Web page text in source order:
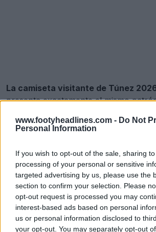
www.footyheadlines.com - Do Not
Personal Information
If you wish to opt-out of the sale, sharing
processing of your personal or sensitive
targeted advertising by us, please use the
section to confirm your selection. Please
opt-out request is processed you may
interest-based ads based on personal
us or personal information disclosed to
your opt-out. You may separately opt-out
La camiseta visitante de Túnez
presenta exactamente el mismo
plumas de águila que la camiseta
paleta de colores. Utiliza una
hombros y las mangas, manteniendo
fuerte y unificada para el torneo.